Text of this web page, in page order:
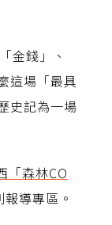
金錢」、
這場「最具
史記為一場
「森林CO
報導專區。